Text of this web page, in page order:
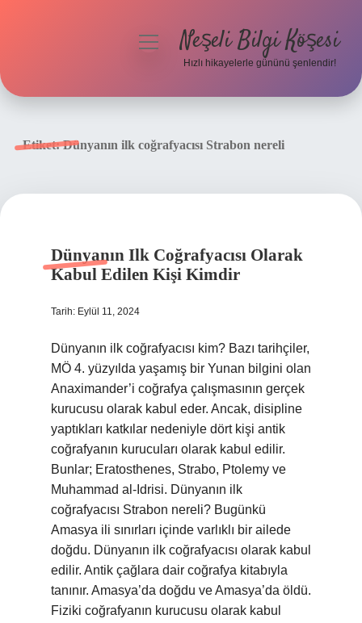
menüyüNeşeli Bilgi Köşesi
Hızlı hikayelerle gününü şenlendir!
Etiket:Dünyanın ilk coğrafyacısı Strabon nereli
Dünyanın Ilk Coğrafyacısı Olarak
Kabul Edilen Kişi Kimdir
Tarih: Eylül 11, 2024
Dünyanın ilk coğrafyacısı kim? Bazı tarihçiler,
MÖ 4. yüzyılda yaşamış bir Yunan bilgini olan
Anaximander’i coğrafya çalışmasının gerçek
kurucusu olarak kabul eder. Ancak, disipline
yaptıkları katkılar nedeniyle dört kişi antik
coğrafyanın kurucuları olarak kabul edilir.
Bunlar; Eratosthenes, Strabo, Ptolemy ve
Muhammad al-Idrisi. Dünyanın ilk
coğrafyacısı Strabon nereli? Bugünkü
Amasya ili sınırları içinde varlıklı bir ailede
doğdu. Dünyanın ilk coğrafyacısı olarak kabul
edilir. Antik çağlara dair coğrafya kitabıyla
tanınır. Amasya’da doğdu ve Amasya’da öldü.
Fiziki coğrafyanın kurucusu olarak kabul